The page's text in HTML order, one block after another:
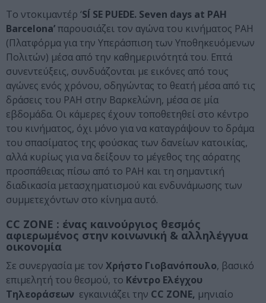
Το ντοκιμαντέρ ‘SÍ SE PUEDE. Seven days at PAH
Barcelona’παρουσιάζει τον αγώνα του κινήματος PAH
(Πλατφόρμα για την Υπεράσπιση των Υποθηκευόμενων
Πολιτών) μέσα από την καθημερινότητά του. Επτά
συνεντεύξεις, συνδυάζονται με εικόνες από τους
αγώνες ενός χρόνου, οδηγώντας το θεατή μέσα από τις
δράσεις του PAH στην Βαρκελώνη, μέσα σε μία
εβδομάδα. Οι κάμερες έχουν τοποθετηθεί στο κέντρο
του κινήματος, όχι μόνο για να καταγράψουν το δράμα
του σπασίματος της φούσκας των δανείων κατοικίας,
αλλά κυρίως για να δείξουν το μέγεθος της αόρατης
προσπάθειας πίσω από το PAH και τη σημαντική
διαδικασία μετασχηματισμού και ενδυνάμωσης των
συμμετεχόντων στο κίνημα αυτό.
CC ZONE : ένας καινούργιος θεσμός
αφιερωμένος στην κοινωνική & αλληλέγγυα
οικονομία
Σε συνεργασία με τον Χρήστο Γιοβανόπουλο, βασικό
επιμελητή του θεσμού, το Κέντρο Ελέγχου
Τηλεοράσεων εγκαινιάζει την CC ZONE, μηνιαίο